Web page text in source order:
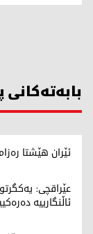
ئێران هێشتا
عێراقچی:
ئاڵنگارییە